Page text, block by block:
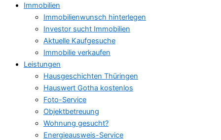
Immobilien
Immobilienwunsch hinterlegen
Investor sucht Immobilien
Aktuelle Kaufgesuche
Immobilie verkaufen
Leistungen
Hausgeschichten Thüringen
Hauswert Gotha kostenlos
Foto-Service
Objektbetreuung
Wohnung gesucht?
Energieausweis-Service